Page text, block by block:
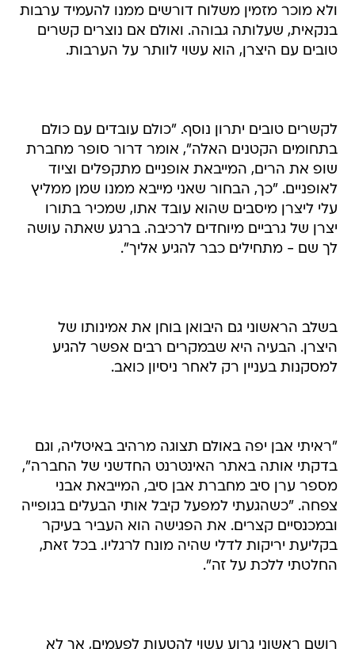
ולא מוכר מזמין משלוח דורשים ממנו להעמיד ערבות
בנקאית, שעלותה גבוהה. ואולם אם נוצרים קשרים
טובים עם היצרן, הוא עשוי לוותר על הערבות.
לקשרים טובים יתרון נוסף. "כולם עובדים עם כולם
בתחומים הקטנים האלה", אומר דרור סופר מחברת
שופ את הרים, המייבאת אופניים מתקפלים וציוד
לאופניים. "כך, הבחור שאני מייבא ממנו שמן ממליץ
עלי ליצרן מיסבים שהוא עובד אתו, שמכיר בתורו
יצרן של גרביים מיוחדים לרכיבה. ברגע שאתה עושה
לך שם - מתחילים כבר להגיע אליך".
בשלב הראשוני גם היבואן בוחן את אמינותו של
היצרן. הבעיה היא שבמקרים רבים אפשר להגיע
למסקנות בעניין רק לאחר ניסיון כואב.
"ראיתי אבן יפה באולם תצוגה מרהיב באיטליה, וגם
בדקתי אותה באתר האינטרנט החדשני של החברה",
מספר ערן סיב מחברת אבן סיב, המייבאת אבני
צפחה. "כשהגעתי למפעל קיבל אותי הבעלים בגופייה
ובמכנסיים קצרים. את הפגישה הוא העביר בעיקר
בקליעת יריקות לדלי שהיה מונח לרגליו. בכל זאת,
החלטתי ללכת על זה".
רושם ראשוני גרוע עשוי להטעות לפעמים, אך לא